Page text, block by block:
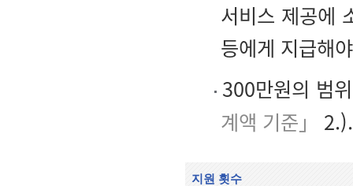
서비스 제공에
등에게 지급해
300만원의 범
계액 기준」
2.).
지원 횟수